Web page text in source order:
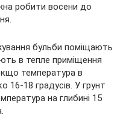
робити восени до
бульби поміщають
в тепле приміщення
температура в
16-18 градусів. У грунт
на глибині 15